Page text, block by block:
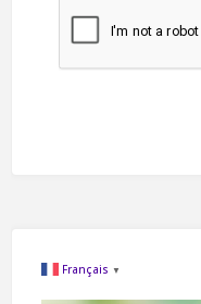
Français ▼